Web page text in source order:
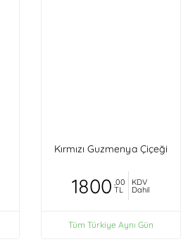
Kırmızı Guzmenya Çiçeği
1800 ,00
TL
KDV
Dahil
Tüm Türkiye Aynı Gün